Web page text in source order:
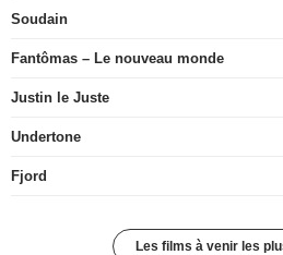
Soudain
Fantômas – Le nouveau monde
Justin le Juste
Undertone
Fjord
Les films à venir les